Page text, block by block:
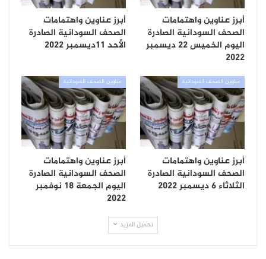
أبرز عناوين واهتمامات
الصحف السودانية الصادرة
اليوم الخميس 22 ديسمبر
2022
أبرز عناوين واهتمامات
الصحف السودانية الصادرة
الأحد 11ديسمبر 2022
عناوين الصحف السودانية
أبرز عناوين واهتمامات
الصحف السودانية الصادرة
الثلاثاء 6 ديسمبر 2022
عناوين الصحف السودانية
أبرز عناوين واهتمامات
الصحف السودانية الصادرة
اليوم الجمعة 18 نوفمبر
2022
تحميل المزيد